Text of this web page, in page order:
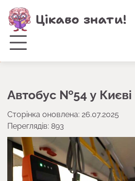
Перейти
до
вмісту
Цікаво знати!
Автобус №54 у Києві
Сторінка оновлена: 26.07.2025
Переглядів: 893